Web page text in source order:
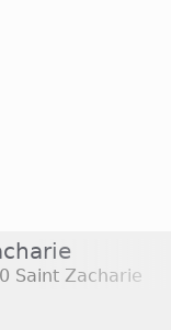
Saint Zacharie